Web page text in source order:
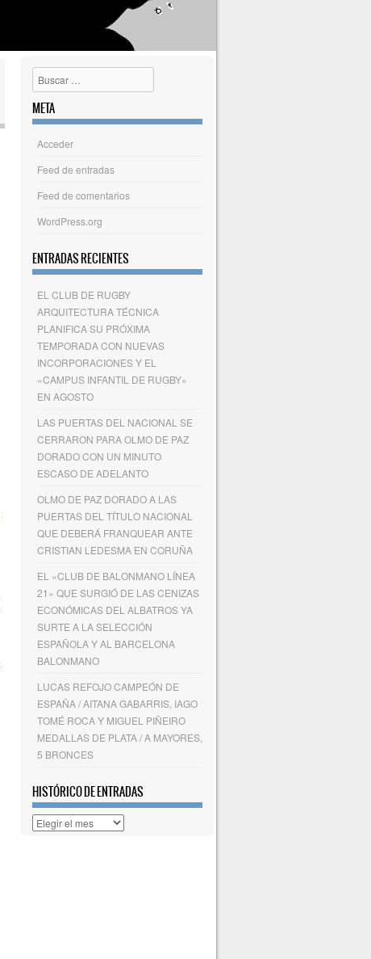
Buscar
META
Acceder
Feed de entradas
Feed de comentarios
WordPress.org
ENTRADAS RECIENTES
EL CLUB DE RUGBY
ARQUITECTURA TÉCNICA
PLANIFICA SU PRÓXIMA
TEMPORADA CON NUEVAS
INCORPORACIONES Y EL
«CAMPUS INFANTIL DE RUGBY»
EN AGOSTO
LAS PUERTAS DEL NACIONAL SE
CERRARON PARA OLMO DE PAZ
DORADO CON UN MINUTO
ESCASO DE ADELANTO
OLMO DE PAZ DORADO A LAS
PUERTAS DEL TÍTULO NACIONAL
QUE DEBERÁ FRANQUEAR ANTE
CRISTIAN LEDESMA EN CORUÑA
EL «CLUB DE BALONMANO LÍNEA
21» QUE SURGIÓ DE LAS CENIZAS
ECONÓMICAS DEL ALBATROS YA
SURTE A LA SELECCIÓN
ESPAÑOLA Y AL BARCELONA
BALONMANO
LUCAS REFOJO CAMPEÓN DE
ESPAÑA / AITANA GABARRIS, IAGO
TOMÉ ROCA Y MIGUEL PIÑEIRO
MEDALLAS DE PLATA / A MAYORES,
5 BRONCES
HISTÓRICO DE ENTRADAS
Histórico